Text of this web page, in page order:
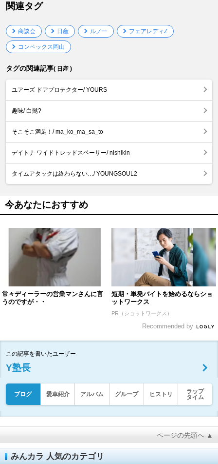
関連タグ
商談会 日産 ルノー フェアレディZ
コンベックス岡山
タグの関連記事( 日産 )
ユアーズ ドアプロテクター/ YOURS
趣味/ 白髭?
そこそこ満足！/ ma_ko_ma_sa_to
デイトナ ワイドトレッドスペーサー/ nishikin
タイムアタックは終わらない…/ YOUNGSOUL2
今あなたにおすすめ
常々ディーラーの営業マンさんに言
うのですが・・
短期・単発バイトを始めるならショ
ットワークス
PR（ショットワークス）
Recommended by
この記事を書いたユーザー
Y塾長
ブログ 愛車紹介 アルバム グループ ヒストリ
ラップ
タイム
ページの先頭へ ▲
みんカラ 人気のカテゴリ